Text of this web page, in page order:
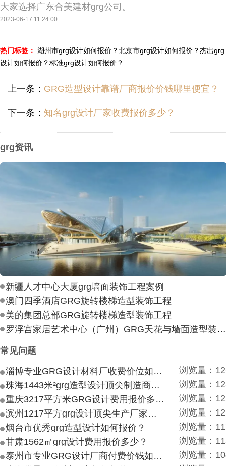
大家选择广东合美建材grg公司。
2023-06-17 11:24:00
热门标签： 湖州市grg设计如何报价？北京市grg设计如何报价？杰出grg
设计如何报价？标准grg设计如何报价？
上一条： GRG造型设计靠谱厂商报价价钱哪里便宜？
下一条： 知名grg设计厂家收费报价多少？
grg资讯
新疆人才中心大厦grg墙面装饰工程案例
澳门四季酒店GRG旋转楼梯造型装饰工程
美的集团总部GRG旋转楼梯造型装饰工程
罗浮宫家居艺术中心（广州）GRG天花与墙面造型装饰工程
常见问题
淄博专业GRG设计材料厂收费价位如何？
浏览量：
珠海1443米²grg造型设计顶尖制造商付费付费多少？
浏览量：
重庆3217平方米GRG设计费用报价多少？
浏览量：
滨州1217平方grg设计顶尖生产厂家价目如何？
浏览量：
烟台市优秀grg造型设计如何报价？
浏览量：
甘肃1562㎡grg设计费用报价多少？
浏览量：
泰州市专业GRG设计厂商付费价钱如何？
浏览量：